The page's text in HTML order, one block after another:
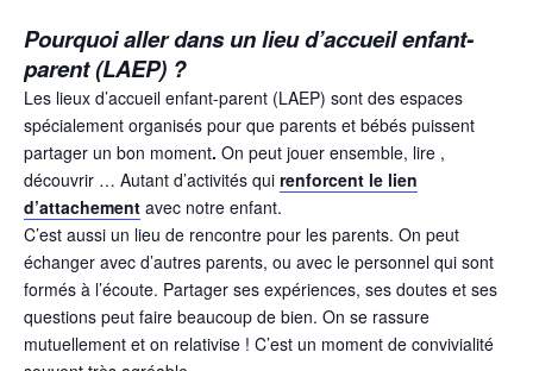
Pourquoi aller dans un lieu d’accueil enfant-
parent (LAEP) ?
Les lieux d’accueil enfant-parent (LAEP) sont des espaces
spécialement organisés pour que parents et bébés puissent
partager un bon moment. On peut jouer ensemble, lire ,
découvrir … Autant d’activités qui renforcent le lien
d’attachement avec notre enfant.
C’est aussi un lieu de rencontre pour les parents. On peut
échanger avec d’autres parents, ou avec le personnel qui sont
formés à l’écoute. Partager ses expériences, ses doutes et ses
questions peut faire beaucoup de bien. On se rassure
mutuellement et on relativise ! C’est un moment de convivialité